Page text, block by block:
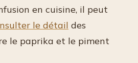
en cuisine, il peut
le détail des
le paprika et le piment